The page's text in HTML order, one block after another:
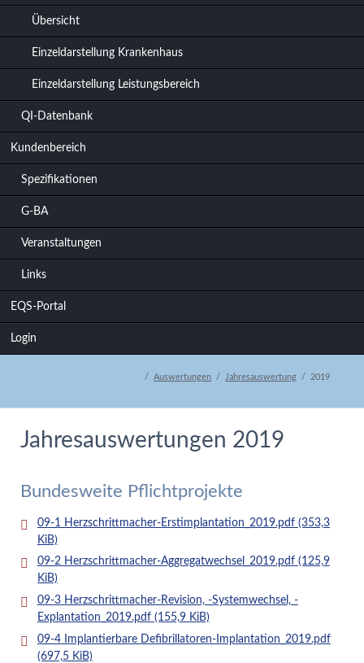
Übersicht
Einzeldarstellung Krankenhaus
Einzeldarstellung Leistungsbereich
QI-Datenbank
Kundenbereich
Spezifikationen
G-BA
Veranstaltungen
Links
EQS-Portal
Login
Auswertungen Jahresauswertung 2019
Jahresauswertungen 2019
Bundesweite Pflichtprojekte
09-1 Herzschrittmacher-Erstimplantation_2019.pdf (353,3
KiB)
09-2 Herzschrittmacher-Aggregatwechsel_2019.pdf (125,9
KiB)
09-3 Herzschrittmacher-Revision, -Systemwechsel, -
Explantation_2019.pdf (155,9 KiB)
09-4 Implantierbare Defibrillatoren-Implantation_2019.pdf
(697,5 KiB)